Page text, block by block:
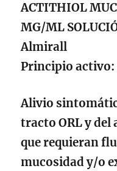
ACTITHIOL
MG/ML
Almirall
Principio activo:
Alivio
tracto ORL y
que requieran
mucosidad y/o